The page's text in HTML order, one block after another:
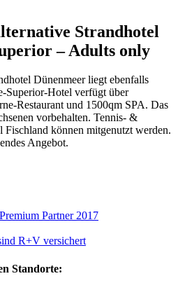
Strandhotel
– Adults only
Dünenmeer liegt ebenfalls
Superior-Hotel verfügt über
Restaurant und 1500qm SPA. Das
vorbehalten. Tennis- &
Fischland können mitgenutzt werden.
Angebot.
Standorte: